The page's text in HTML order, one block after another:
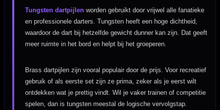
Tungsten dartpijlen worden gebruikt door vrijwel alle fanatieke
en professionele darters. Tungsten heeft een hoge dichtheid,
waardoor de dart bij hetzelfde gewicht dunner kan zijn. Dat geeft
meer ruimte in het bord en helpt bij het groeperen.
Brass dartpijlen zijn vooral populair door de prijs. Voor recreatief
gebruik of als eerste set zijn ze prima, zeker als je eerst wilt
ontdekken wat je prettig vindt. Wil je vaker trainen of competitie
spelen, dan is tungsten meestal de logische vervolgstap.